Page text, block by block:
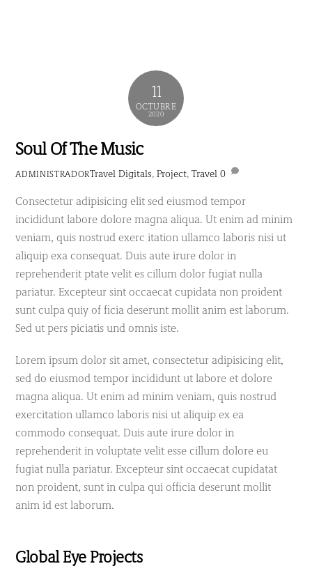
11
OCTUBRE
2020
Soul Of The Music
ADMINISTRADORTravel Digitals, Project, Travel 0
Consectetur adipisicing elit sed eiusmod tempor
incididunt labore dolore magna aliqua. Ut enim ad minim
veniam, quis nostrud exerc itation ullamco laboris nisi ut
aliquip exa consequat. Duis aute irure dolor in
reprehenderit ptate velit es cillum dolor fugiat nulla
pariatur. Excepteur sint occaecat cupidata non proident
sunt culpa quiy of ficia deserunt mollit anim est laborum.
Sed ut pers piciatis und omnis iste.
Lorem ipsum dolor sit amet, consectetur adipisicing elit,
sed do eiusmod tempor incididunt ut labore et dolore
magna aliqua. Ut enim ad minim veniam, quis nostrud
exercitation ullamco laboris nisi ut aliquip ex ea
commodo consequat. Duis aute irure dolor in
reprehenderit in voluptate velit esse cillum dolore eu
fugiat nulla pariatur. Excepteur sint occaecat cupidatat
non proident, sunt in culpa qui officia deserunt mollit
anim id est laborum.
Global Eye Projects